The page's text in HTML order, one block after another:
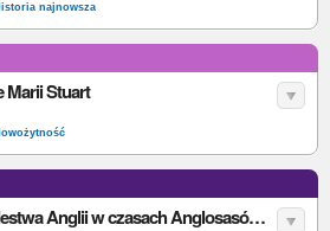
najnowsza
Marii Stuart
„Królowie i królestwa Anglii w czasach Anglosasów 600-900” - B. Yorke - recenzja